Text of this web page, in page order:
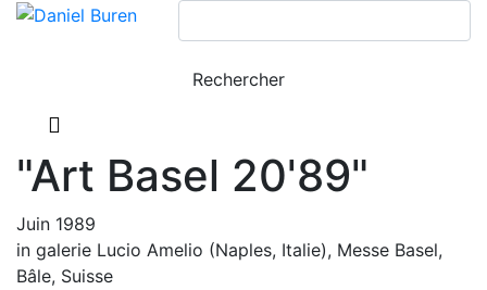
"Art Basel 20'89"
Juin 1989
in galerie Lucio Amelio (Naples, Italie), Messe Basel,
Bâle, Suisse